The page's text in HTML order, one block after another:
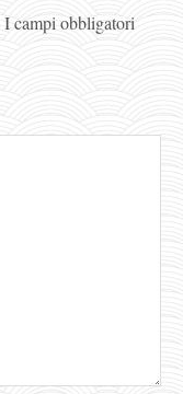
I campi obbligatori